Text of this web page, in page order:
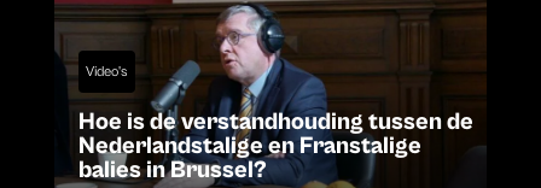
Video's
Hoe is de verstandhouding tussen de
Nederlandstalige en Franstalige
balies in Brussel?